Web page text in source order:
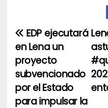
Navegación
de
entradas
EDP ejecutará
en Lena un
proyecto
subvencionado
por el Estado
para impulsar la